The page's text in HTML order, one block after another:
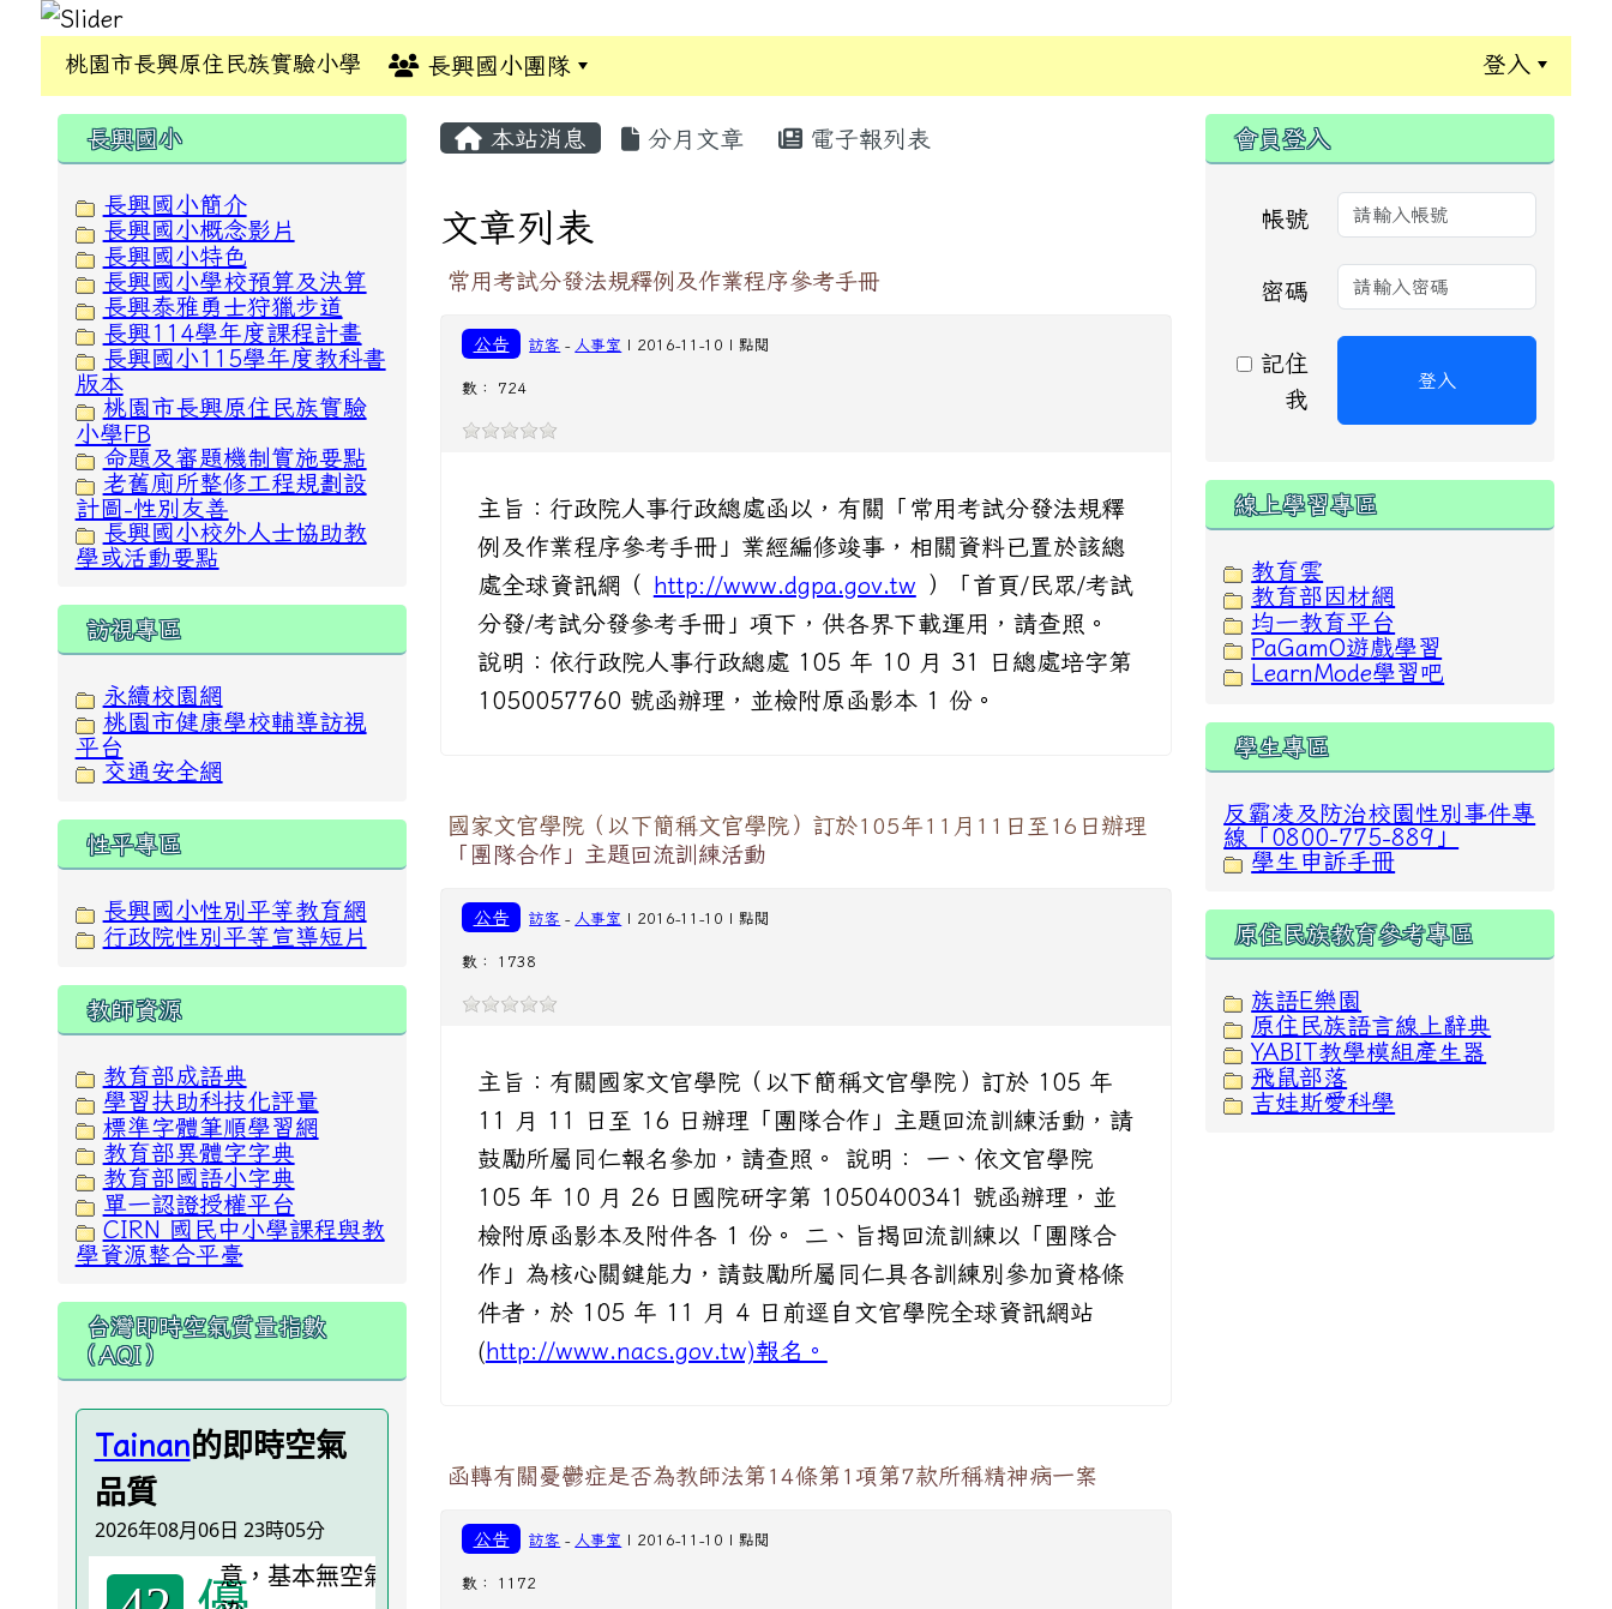
桃園市長興原住民族實驗小學 長興國小團隊 登入
本站消息 分月文章 電子報列表
文章列表
常用考試分發法規釋例及作業程序參考手冊
公告 訪客 - 人事室 | 2016-11-10 | 點閱
數： 724
主旨：行政院人事行政總處函以，有關「常用考試分發法規釋
例及作業程序參考手冊」業經編修竣事，相關資料已置於該總
處全球資訊網（
http://www.dgpa.gov.tw ）「首頁/民眾/考試
分發/考試分發參考手冊」項下，供各界下載運用，請查照。
說明：依行政院人事行政總處 105 年 10 月 31 日總處培字第
1050057760 號函辦理，並檢附原函影本 1 份。
國家文官學院（以下簡稱文官學院）訂於105年11月11日至16日辦理
「團隊合作」主題回流訓練活動
公告 訪客 - 人事室 | 2016-11-10 | 點閱
數： 1738
主旨：有關國家文官學院（以下簡稱文官學院）訂於 105 年
11 月 11 日至 16 日辦理「團隊合作」主題回流訓練活動，請
鼓勵所屬同仁報名參加，請查照。 說明： 一、依文官學院
105 年 10 月 26 日國院研字第 1050400341 號函辦理，並
檢附原函影本及附件各 1 份。 二、旨揭回流訓練以「團隊合
作」為核心關鍵能力，請鼓勵所屬同仁具各訓練別參加資格條
件者，於 105 年 11 月 4 日前逕自文官學院全球資訊網站
(http://www.nacs.gov.tw)報名。
函轉有關憂鬱症是否為教師法第14條第1項第7款所稱精神病一案
公告 訪客 - 人事室 | 2016-11-10 | 點閱
數： 1172
:::
長興國小
長興國小簡介
長興國小概念影片
長興國小特色
長興國小學校預算及決算
長興泰雅勇士狩獵步道
長興114學年度課程計畫
長興國小115學年度教科書
版本
桃園市長興原住民族實驗
小學FB
命題及審題機制實施要點
老舊廁所整修工程規劃設
計圖-性別友善
長興國小校外人士協助教
學或活動要點
訪視專區
永續校園網
桃園市健康學校輔導訪視
平台
交通安全網
性平專區
長興國小性別平等教育網
行政院性別平等宣導短片
教師資源
教育部成語典
學習扶助科技化評量
標準字體筆順學習網
教育部異體字字典
教育部國語小字典
單一認證授權平台
CIRN 國民中小學課程與教
學資源整合平臺
台灣即時空氣質量指數
（AQI）
Tainan的即時空氣
品質
2026年08月06日 23時05分
:::
會員登入
帳號
密碼
記住
我
登入
線上學習專區
教育雲
教育部因材網
均一教育平台
PaGamO遊戲學習
LearnMode學習吧
學生專區
反霸凌及防治校園性別事件專
線「0800-775-889」
學生申訴手冊
原住民族教育參考專區
族語E樂園
原住民族語言線上辭典
YABIT教學模組產生器
飛鼠部落
吉娃斯愛科學